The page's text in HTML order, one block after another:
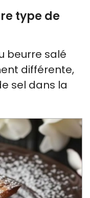
type de
beurre salé
différente,
sel dans la